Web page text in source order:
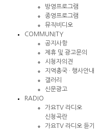
방영프로그램
종영프로그램
뮤직비디오
COMMUNITY
공지사항
제휴 및 광고문의
시청자의견
지역총국 · 행사안내
갤러리
신문광고
RADIO
가요TV 라디오
신청곡란
가요TV 라디오 듣기